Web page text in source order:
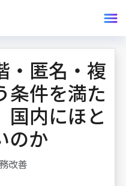
・匿名・複
条件を満た
国内にほと
のか
改善